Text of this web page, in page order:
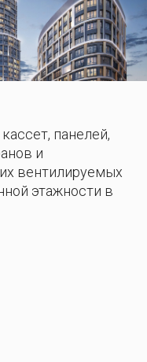
панелей,
и
вентилируемых
этажности в